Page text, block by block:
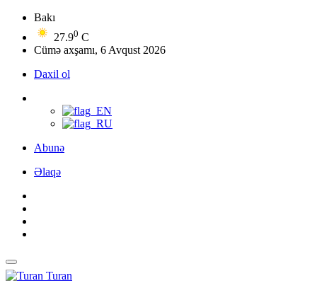
Bakı
27.90 C
Cümə axşamı, 6 Avqust 2026
Daxil ol
Abunə
Əlaqə
Turan